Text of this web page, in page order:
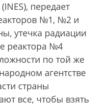
передает
№1, №2 и
утечка радиации
реактора №4
по той же
агентстве
страны
все, чтобы взять